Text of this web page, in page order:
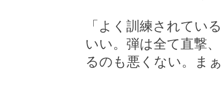
「よく訓練されてい
いい。弾は全て直撃
るのも悪くない。ま